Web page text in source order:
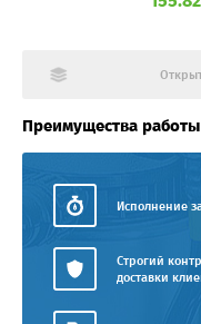
Преимущества
Исполнение
Строгий
доставки